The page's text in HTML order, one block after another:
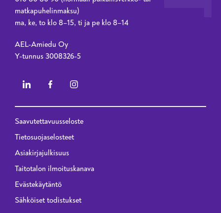
matkapuhelinmaksu)
ma, ke, to klo 8–15, ti ja pe klo 8–14
AEL-Amiedu Oy
Y-tunnus 3008326-5
Privacy menu - 2023 renewal
Saavutettavuusseloste
Tietosuojaselosteet
Asiakirjajulkisuus
Taitotalon ilmoituskanava
Evästekäytäntö
Sähköiset todistukset